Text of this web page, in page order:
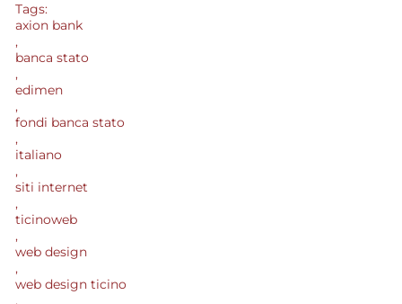
Tags:
axion bank
,
banca stato
,
edimen
,
fondi banca stato
,
italiano
,
siti internet
,
ticinoweb
,
web design
,
web design ticino
,